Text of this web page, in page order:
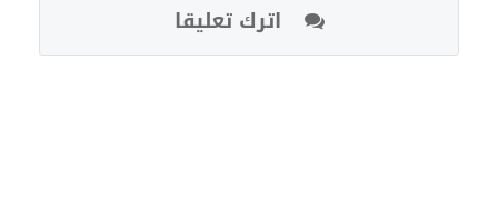
اترك تعليقا